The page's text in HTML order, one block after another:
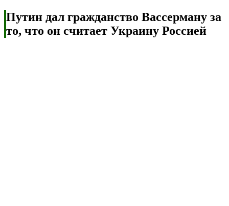
Путин дал гражданство Вассерману за
то, что он считает Украину Россией